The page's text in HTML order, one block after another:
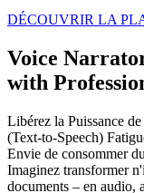
DÉCOUVRIR LA
Voice
with
Libérez la Puissance
(Text-to-Speech)
Envie de consommer
Imaginez transformer
documents – en audio,